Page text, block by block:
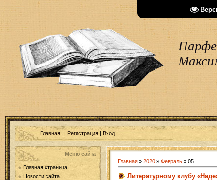
Главная| | Регистрация| Вход
Меню сайта
Главная страница
Новости сайта
Главная» 2020 » Февраль » 05
Литературному клубу